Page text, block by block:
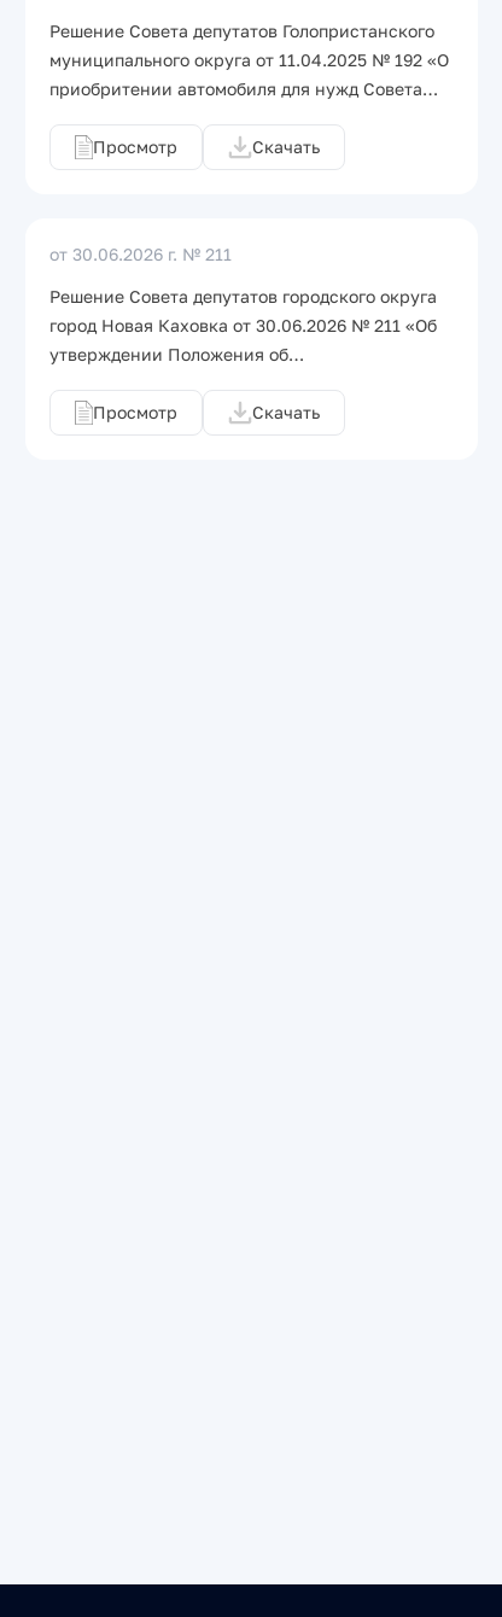
Решение Совета депутатов Голопристанского
муниципального округа от 11.04.2025 № 192 «О
приобритении автомобиля для нужд Совета…
Просмотр Скачать
от 30.06.2026 г. № 211
Решение Совета депутатов городского округа
город Новая Каховка от 30.06.2026 № 211 «Об
утверждении Положения об…
Просмотр Скачать